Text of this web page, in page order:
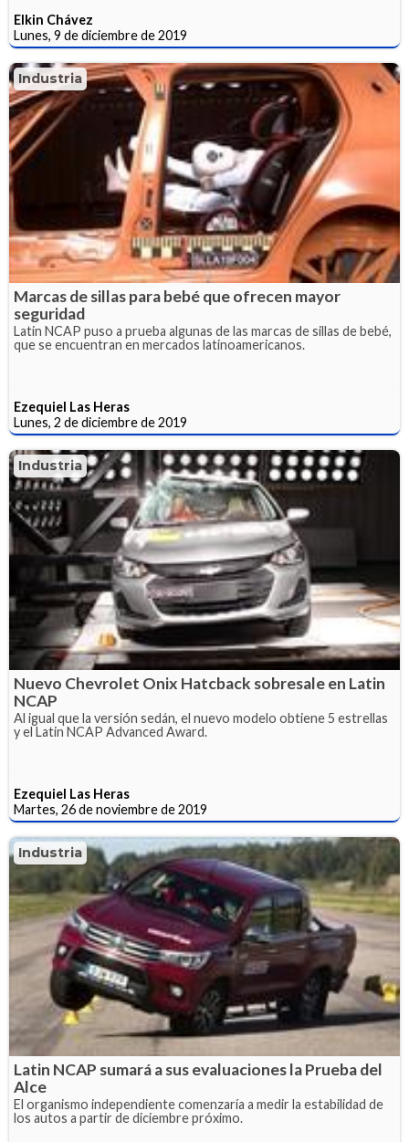
Elkin Chávez
Lunes, 9 de diciembre de 2019
Industria
Marcas de sillas para bebé que ofrecen mayor
seguridad
Latin NCAP puso a prueba algunas de las marcas de sillas de bebé,
que se encuentran en mercados latinoamericanos.
Ezequiel Las Heras
Lunes, 2 de diciembre de 2019
Industria
Nuevo Chevrolet Onix Hatcback sobresale en Latin
NCAP
Al igual que la versión sedán, el nuevo modelo obtiene 5 estrellas
y el Latin NCAP Advanced Award.
Ezequiel Las Heras
Martes, 26 de noviembre de 2019
Industria
Latin NCAP sumará a sus evaluaciones la Prueba del
Alce
El organismo independiente comenzaría a medir la estabilidad de
los autos a partir de diciembre próximo.